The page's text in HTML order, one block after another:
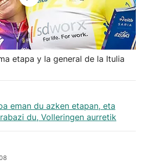
etapa y la general de la Itulia
eman du azken etapan, eta
du, Volleringen aurretik